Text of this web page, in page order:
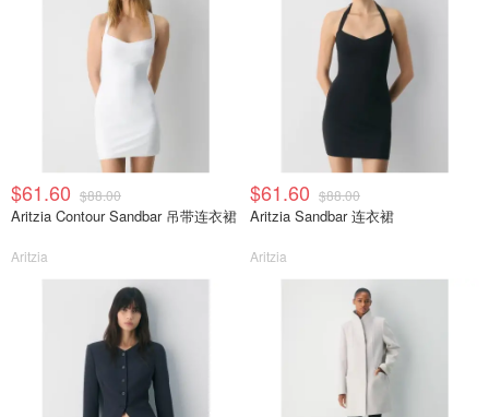
$61.60 $88.00
Aritzia Contour Sandbar 吊带连衣裙
Aritzia
$61.60 $88.00
Aritzia Sandbar 连衣裙
Aritzia